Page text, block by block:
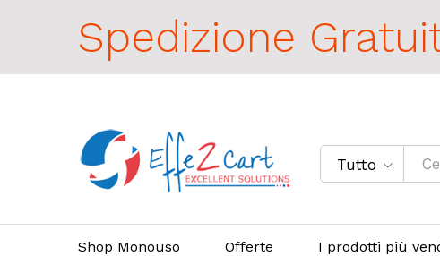
Spedizione
Tutto
Shop Monouso Offerte I prodotti più